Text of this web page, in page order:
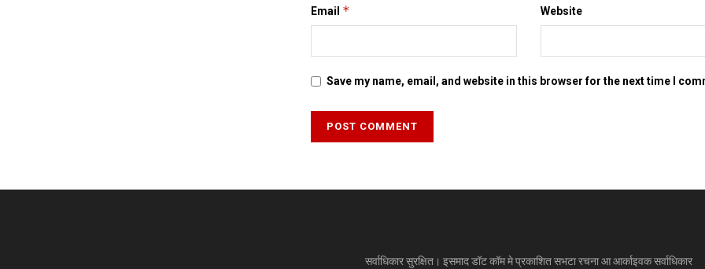
Email * Website
Save my name, email, and website in this browser for the next time I
सर्वाधिकार सुरक्षित। इसमाद डॉट कॉम मे प्रकाशित सभटा रचना आ आर्काइवक सर्वाधिकार